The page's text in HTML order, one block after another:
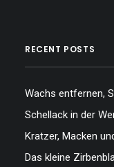
RECENT POSTS
Wachs entfernen,
Schellack in der
Kratzer, Macken
Das kleine